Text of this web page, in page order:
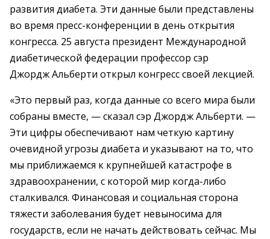
развития диабета. Эти данные были представлены
во время пресс-конференции в день открытия
конгресса. 25 августа президент Международной
диабетической федерации профессор сэр
Джордж Альберти открыл конгресс своей лекцией.
«Это первый раз, когда данные со всего мира были
собраны вместе, — сказал сэр Джордж Альберти. —
Эти цифры обеспечивают нам четкую картину
очевидной угрозы диабета и указывают на то, что
мы приближаемся к крупнейшей катастрофе в
здравоохранении, с которой мир когда-либо
сталкивался. Финансовая и социальная сторона
тяжести заболевания будет невыносима для
государств, если не начать действовать сейчас. Мы